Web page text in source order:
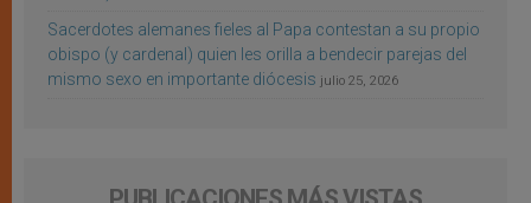
Sacerdotes alemanes fieles al Papa contestan a su propio
obispo (y cardenal) quien les orilla a bendecir parejas del
mismo sexo en importante diócesis julio 25, 2026